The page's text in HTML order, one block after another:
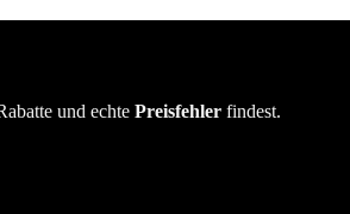
und echte Preisfehler findest.